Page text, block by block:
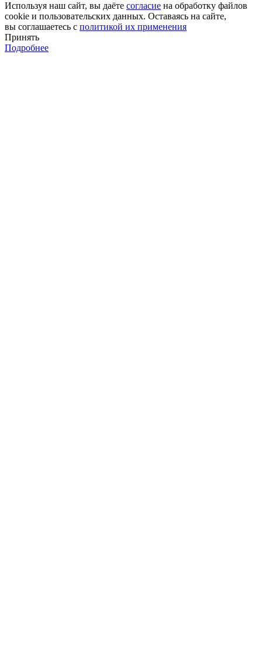
Используя наш сайт, вы даёте согласие на обработку файлов
cookie и пользовательских данных. Оставаясь на сайте,
вы соглашаетесь с политикой их применения
Принять
Подробнее